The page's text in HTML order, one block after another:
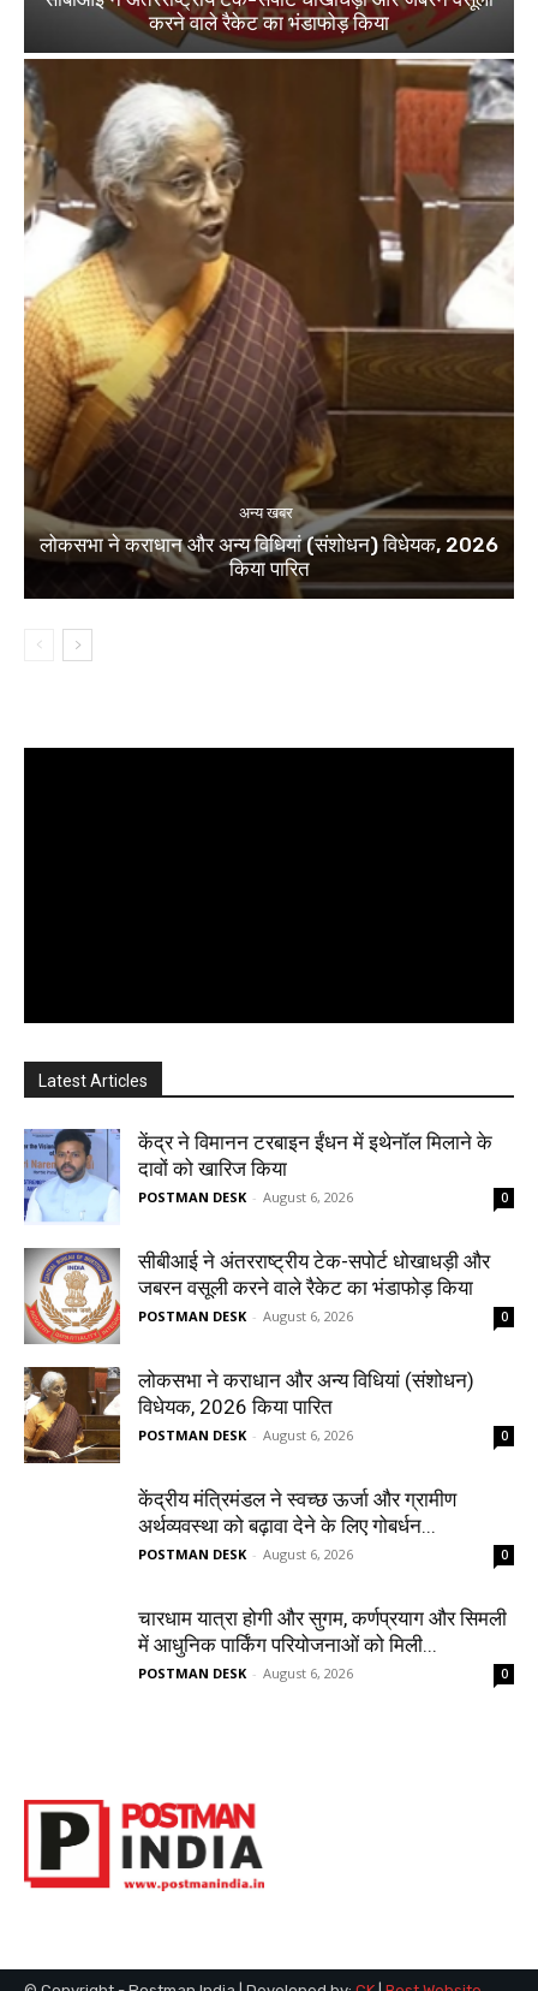
करने वाले रैकेट का भंडाफोड़ किया
अन्य खबर
लोकसभा ने कराधान और अन्य विधियां (संशोधन) विधेयक, 2026
किया पारित
Latest Articles
केंद्र ने विमानन टरबाइन ईंधन में इथेनॉल मिलाने के
दावों को खारिज किया
POSTMAN DESK - August 6, 2026 0
सीबीआई ने अंतरराष्ट्रीय टेक-सपोर्ट धोखाधड़ी और
जबरन वसूली करने वाले रैकेट का भंडाफोड़ किया
POSTMAN DESK - August 6, 2026 0
लोकसभा ने कराधान और अन्य विधियां (संशोधन)
विधेयक, 2026 किया पारित
POSTMAN DESK - August 6, 2026 0
केंद्रीय मंत्रिमंडल ने स्वच्छ ऊर्जा और ग्रामीण
अर्थव्यवस्था को बढ़ावा देने के लिए गोबर्धन...
POSTMAN DESK - August 6, 2026 0
चारधाम यात्रा होगी और सुगम, कर्णप्रयाग और सिमली
में आधुनिक पार्किंग परियोजनाओं को मिली...
POSTMAN DESK - August 6, 2026 0